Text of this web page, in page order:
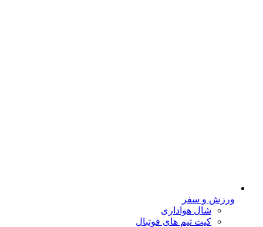
ورزش و سفر
شال هواداری
کیت تیم های فوتبال